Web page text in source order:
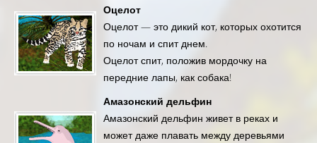
Оцелот
Оцелот — это дикий кот, которых охотится
по ночам и спит днем.
Оцелот спит, положив мордочку на
передние лапы, как собака!
Амазонский дельфин
Амазонский дельфин живет в реках и
может даже плавать между деревьями